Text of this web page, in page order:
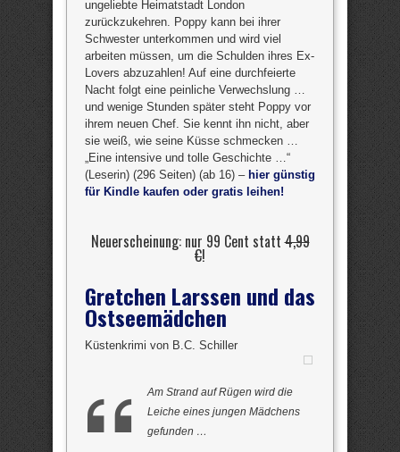
ungeliebte Heimatstadt London
zurückzukehren. Poppy kann bei ihrer
Schwester unterkommen und wird viel
arbeiten müssen, um die Schulden ihres Ex-
Lovers abzuzahlen! Auf eine durchfeierte
Nacht folgt eine peinliche Verwechslung …
und wenige Stunden später steht Poppy vor
ihrem neuen Chef. Sie kennt ihn nicht, aber
sie weiß, wie seine Küsse schmecken …
„Eine intensive und tolle Geschichte …“
(Leserin) (296 Seiten) (ab 16) – hier günstig
für Kindle kaufen oder gratis leihen!
Neuerscheinung: nur 99 Cent statt4,99
€!
Gretchen Larssen und das
Ostseemädchen
Küstenkrimi von B.C. Schiller
Am Strand auf Rügen wird die
Leiche eines jungen Mädchens
gefunden …